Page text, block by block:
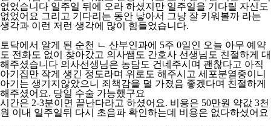
없었습니다 일주일 뒤에 오라 하셨지만 일주일을 기다릴 자신도
없었어요 그리고 기다리는 동안 낳아서 그냥 잘 키워볼까 라는
생각과 이런 저런 생각에 많이 힘들었습니다.
토닥에서 알게 된 순천 ㄴ 산부인과에 5주 0일인 오늘 아무 예약
도 전화도 없이 찾아갔고 의사쌤도 간호사 선생님도 친절하게 대
해주셨습니다 의사선생님은 농담도 건네주시며 괜찮다고 아직
아기집만 작게 생긴 정도라며 위로도 해주시고 세포분열중이니
아기는 생기지않았으니 죄책감을 덜 가졌음 좋겠다며 친절하게
해주셨어요. 당일 수술 가능했구요
시간은 2-3분이면 끝난다라고 하셨어요. 비용은 50만원 약값 3천
원 이내 일주일뒤 다시 초음파 확인하는데 비용은 없다하셨어요